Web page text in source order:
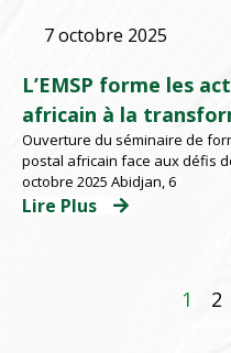
7 octobre 2025
L’EMSP forme les
africain à la
Ouverture du séminaire de
postal africain face aux défis
octobre 2025 Abidjan, 6
Lire Plus
1 2